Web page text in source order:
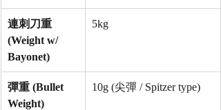
連刺刀重
(Weight w/
Bayonet)
5kg
彈重 (Bullet
Weight)
10g (尖彈 / Spitzer type)